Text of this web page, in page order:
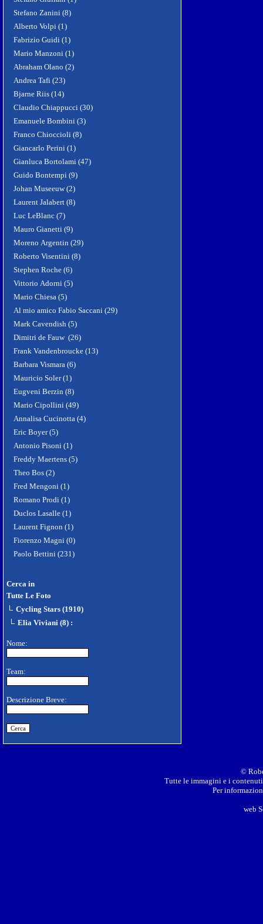
Stefano Zanini (8)
Alberto Volpi (1)
Fabrizio Guidi (1)
Mario Manzoni (1)
Abraham Olano (2)
Andrea Tafi (23)
Bjarne Riis (14)
Claudio Chiappucci (30)
Emanuele Bombini (3)
Franco Chioccioli (8)
Giancarlo Perini (1)
Gianluca Bortolami (47)
Guido Bontempi (9)
Johan Museeuw (2)
Laurent Jalabert (8)
Luc LeBlanc (7)
Mauro Gianetti (9)
Moreno Argentin (29)
Roberto Visentini (8)
Stephen Roche (6)
Vittorio Adorni (5)
Mario Chiesa (5)
Al mio amico Fabio Saccani (29)
Mark Cavendish (5)
Dimitri de Fauw (26)
Frank Vandenbroucke (13)
Barbara Vismara (6)
Mauricio Soler (1)
Eugveni Berzin (8)
Mario Cipollini (49)
Annalisa Cucinotta (4)
Eric Boyer (5)
Antonio Pisoni (1)
Freddy Maertens (5)
Theo Bos (2)
Fred Mengoni (1)
Romano Prodi (1)
Duclos Lasalle (1)
Laurent Fignon (1)
Fiorenzo Magni (0)
Paolo Bettini (231)
Cerca in
Tutte Le Foto
Cycling Stars (1910)
Elia Viviani (8) :
Nome:
Team:
Descrizione Breve:
©
Tutte le immagini e i
Per
web